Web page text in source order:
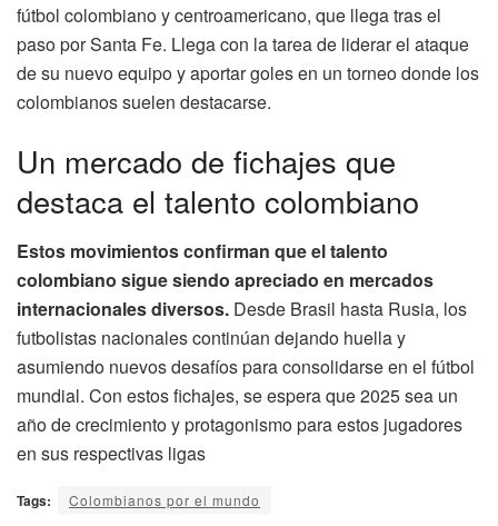
fútbol colombiano y centroamericano, que llega tras el
paso por Santa Fe. Llega con la tarea de liderar el ataque
de su nuevo equipo y aportar goles en un torneo donde los
colombianos suelen destacarse.
Un mercado de fichajes que
destaca el talento colombiano
Estos movimientos confirman que el talento
colombiano sigue siendo apreciado en mercados
internacionales diversos. Desde Brasil hasta Rusia, los
futbolistas nacionales continúan dejando huella y
asumiendo nuevos desafíos para consolidarse en el fútbol
mundial. Con estos fichajes, se espera que 2025 sea un
año de crecimiento y protagonismo para estos jugadores
en sus respectivas ligas
Tags: Colombianos por el mundo